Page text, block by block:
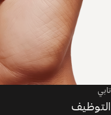
تابي
التوظيف